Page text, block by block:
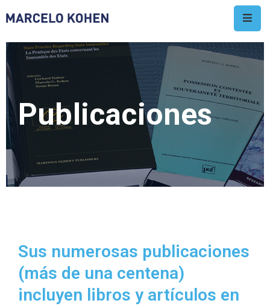
Home
Biografía
Candidatura
Apoyos
Publicaciones
Videos
Arbitrajes
Noticias
Idiomas
Publicaciones
Sus numerosas publicaciones
(más de una centena)
incluyen libros y artículos en